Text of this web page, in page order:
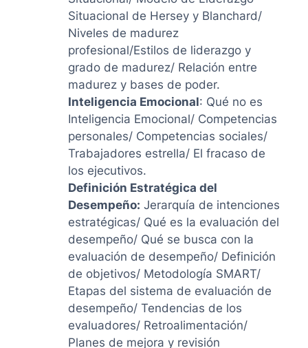
Situacional de Hersey y Blanchard/
Niveles de madurez
profesional/Estilos de liderazgo y
grado de madurez/ Relación entre
madurez y bases de poder.
Inteligencia Emocional: Qué no es
Inteligencia Emocional/ Competencias
personales/ Competencias sociales/
Trabajadores estrella/ El fracaso de
los ejecutivos.
Definición Estratégica del
Desempeño: Jerarquía de intenciones
estratégicas/ Qué es la evaluación del
desempeño/ Qué se busca con la
evaluación de desempeño/ Definición
de objetivos/ Metodología SMART/
Etapas del sistema de evaluación de
desempeño/ Tendencias de los
evaluadores/ Retroalimentación/
Planes de mejora y revisión